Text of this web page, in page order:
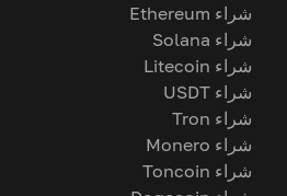
شراء Ethereum
شراء Solana
شراء Litecoin
شراء USDT
شراء Tron
شراء Monero
شراء Toncoin